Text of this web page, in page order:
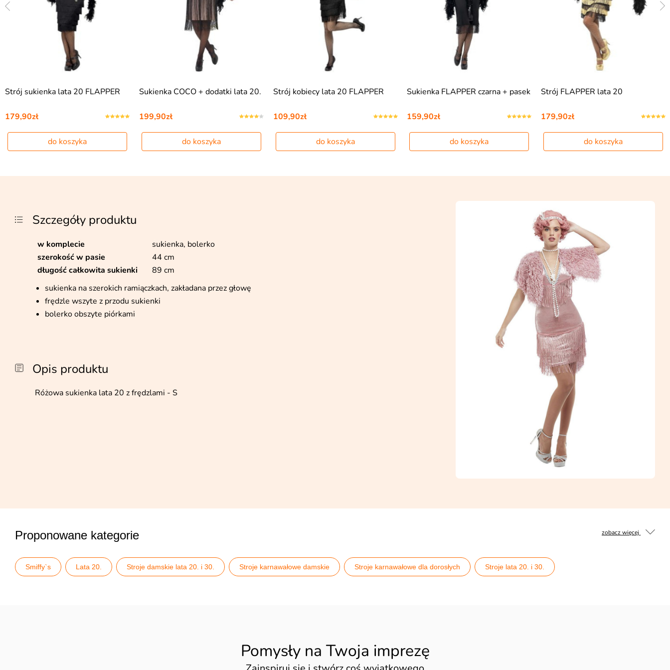
Strój sukienka lata 20 FLAPPER
179,90zł
do koszyka
Sukienka COCO + dodatki lata 20.
199,90zł
do koszyka
Strój kobiecy lata 20 FLAPPER
109,90zł
do koszyka
Sukienka FLAPPER czarna + pasek
159,90zł
do koszyka
Strój FLAPPER lata 20
179,90zł
do koszyka
Szczegóły produktu
w komplecie
sukienka, bolerko
szerokość w pasie
44 cm
długość całkowita sukienki
89 cm
sukienka na szerokich ramiączkach, zakładana przez głowę
frędzle wszyte z przodu sukienki
bolerko obszyte piórkami
Opis produktu
Różowa sukienka lata 20 z frędzlami - S
zobacz więcej
Proponowane kategorie
Smiffy`s Lata 20. Stroje damskie lata 20. i 30. Stroje karnawałowe damskie Stroje karnawałowe dla dorosłych Stroje lata 20. i 30.
Pomysły na Twoja imprezę